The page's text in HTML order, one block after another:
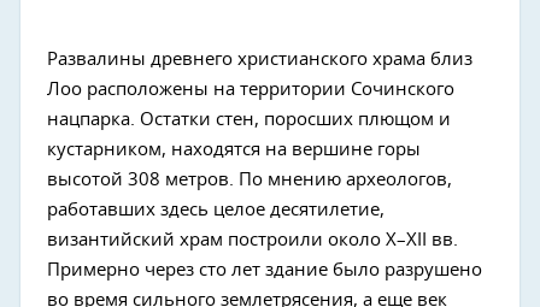
Развалины древнего христианского храма близ
Лоо расположены на территории Сочинского
нацпарка. Остатки стен, поросших плющом и
кустарником, находятся на вершине горы
высотой 308 метров. По мнению археологов,
работавших здесь целое десятилетие,
византийский храм построили около X–XII вв.
Примерно через сто лет здание было разрушено
во время сильного землетрясения, а еще век